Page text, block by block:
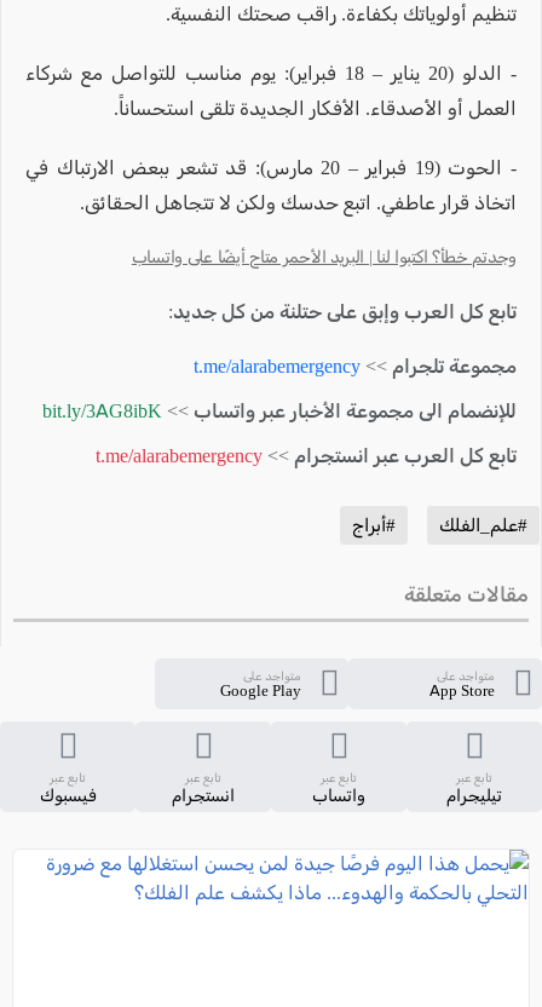
تنظيم أولوياتك بكفاءة. راقب صحتك النفسية.
- الدلو (20 يناير – 18 فبراير): يوم مناسب للتواصل مع شركاء
العمل أو الأصدقاء. الأفكار الجديدة تلقى استحساناً.
- الحوت (19 فبراير – 20 مارس): قد تشعر ببعض الارتباك في
اتخاذ قرار عاطفي. اتبع حدسك ولكن لا تتجاهل الحقائق.
وجدتم خطأ؟ اكتبوا لنا | البريد الأحمر متاح أيضًا على واتساب
تابع كل العرب وإبق على حتلنة من كل جديد:
مجموعة تلجرام >> t.me/alarabemergency
للإنضمام الى مجموعة الأخبار عبر واتساب >> bit.ly/3AG8ibK
تابع كل العرب عبر انستجرام >> t.me/alarabemergency
#علم_الفلك #أبراج
مقالات متعلقة
متواجد على
App Store
متواجد على
Google Play
تابع عبر
تيليجرام
تابع عبر
واتساب
تابع عبر
انستجرام
تابع عبر
فيسبوك